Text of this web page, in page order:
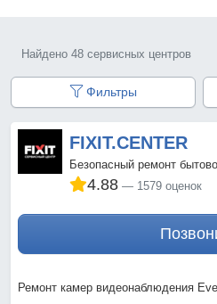
Найдено 48 сервисных центров
Фильтры
FIXIT.CENTER
Безопасный ремонт
4.88 1579 оценок
Ремонт камер видеонаблюдения